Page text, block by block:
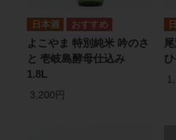
日本酒
よこやま 特別純米 吟のさ
と 壱岐島酵母仕込み
1.8L
3,200円